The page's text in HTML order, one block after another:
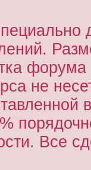
не
Все